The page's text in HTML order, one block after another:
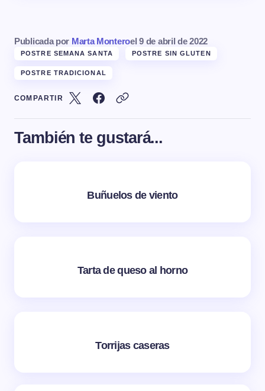
Publicada por Marta Monteroel 9 de abril de 2022
POSTRE SEMANA SANTA POSTRE SIN GLUTEN
POSTRE TRADICIONAL
COMPARTIR
También te gustará...
Buñuelos de viento
Tarta de queso al horno
Torrijas caseras